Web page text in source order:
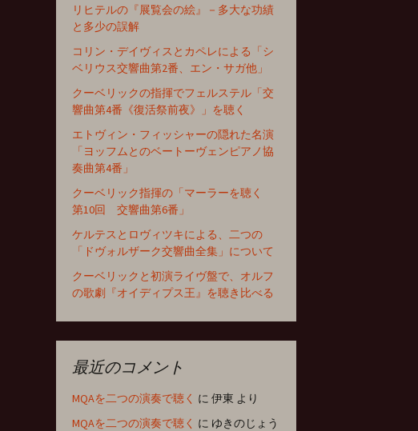
リヒテルの『展覧会の絵』－多大な功績
と多少の誤解
コリン・デイヴィスとカペレによる「シ
ベリウス交響曲第2番、エン・サガ他」
クーベリックの指揮でフェルステル「交
響曲第4番《復活祭前夜》」を聴く
エトヴィン・フィッシャーの隠れた名演
「ヨッフムとのベートーヴェンピアノ協
奏曲第4番」
クーベリック指揮の「マーラーを聴く
第10回 交響曲第6番」
ケルテスとロヴィツキによる、二つの
「ドヴォルザーク交響曲全集」について
クーベリックと初演ライヴ盤で、オルフ
の歌劇『オイディプス王』を聴き比べる
最近のコメント
MQAを二つの演奏で聴く に 伊東 より
MQAを二つの演奏で聴く に ゆきのじょう